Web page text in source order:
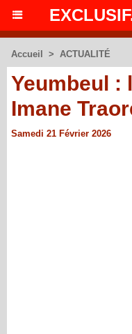
Accueil > ACTUALITÉ
Yeumbeul :
Imane
Samedi 21 Février 2026